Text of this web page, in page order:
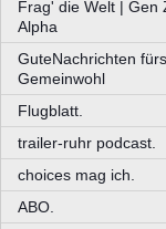
Frag' die Welt | Gen
Alpha
GuteNachrichten fürs
Gemeinwohl
Flugblatt.
trailer-ruhr podcast.
choices mag ich.
ABO.